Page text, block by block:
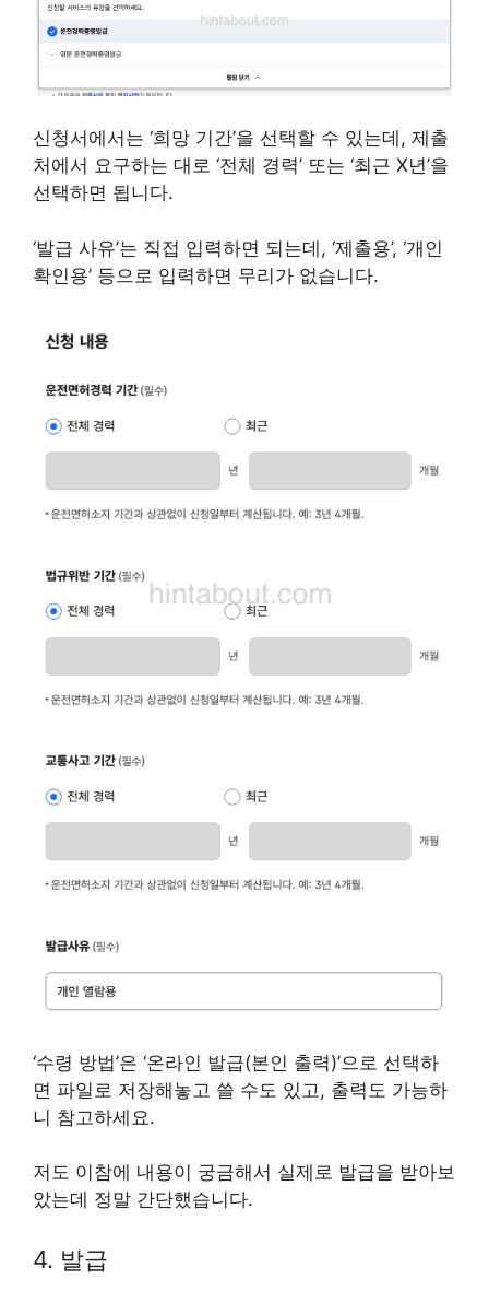
신청서에서는 ‘희망 기간’을 선택할 수 있는데, 제출
처에서 요구하는 대로 ‘전체 경력’ 또는 ‘최근 X년’을
선택하면 됩니다.
‘발급 사유’는 직접 입력하면 되는데, ‘제출용’, ‘개인
확인용’ 등으로 입력하면 무리가 없습니다.
‘수령 방법’은 ‘온라인 발급(본인 출력)’으로 선택하
면 파일로 저장해놓고 쓸 수도 있고, 출력도 가능하
니 참고하세요.
저도 이참에 내용이 궁금해서 실제로 발급을 받아보
았는데 정말 간단했습니다.
4. 발급